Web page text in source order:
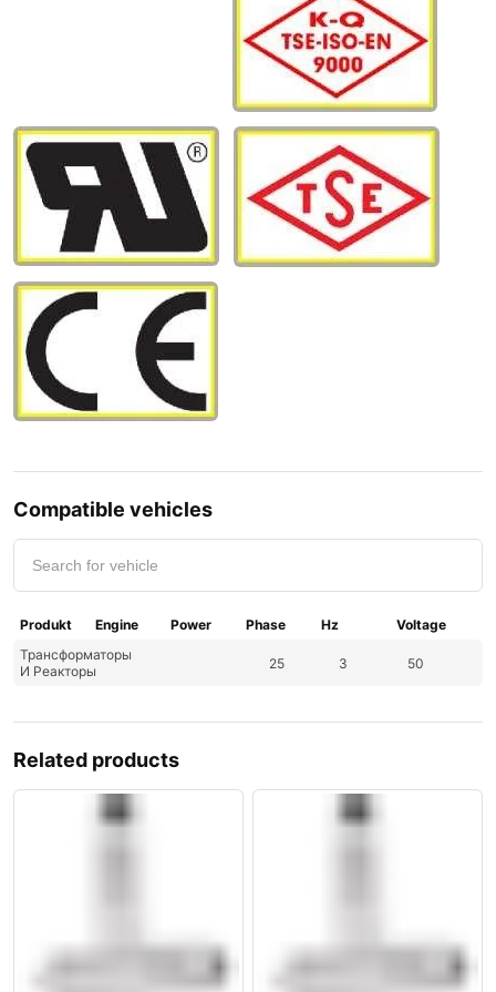
Compatible vehicles
Produkt Engine Power Phase Hz
Voltage
Трансформаторы
И Реакторы
25 3 50
Related products